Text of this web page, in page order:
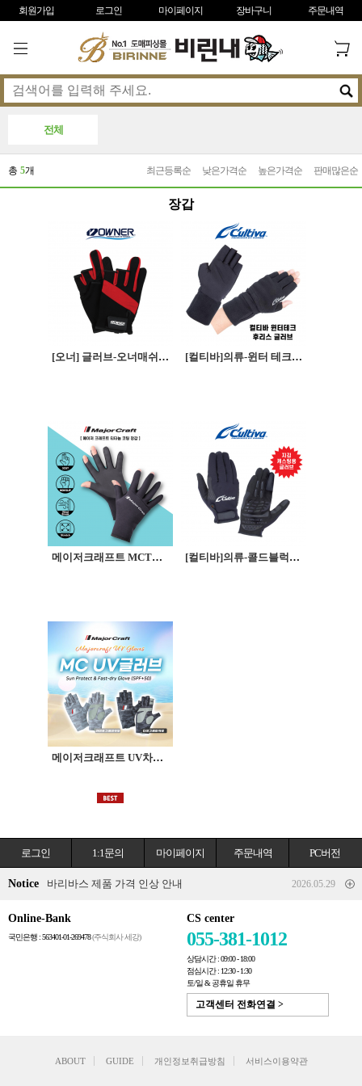
회원가입 로그인 마이페이지 장바구니 주문내역
전체
총 5개 최근등록순 낮은가격순 높은가격순 판매많은순
장갑
[오너] 글러브-오너매쉬장갑 3컷글러브 [컬티바]의류-윈터 테크 후리스 장갑
메이저크래프트 MCTG3-3 티탄코트글러브 3컷 낚시장갑 티타늄코팅장갑 [컬티바]의류-콜드블럭장갑(지깅,캐스팅용 글러브)
메이저크래프트 UV차단 글러브
로그인 1:1문의 마이페이지 주문내역 PC버전
Notice 바리바스 제품 가격 인상 안내 2026.05.29
Online-Bank
국민은행 : 563401-01-269478(주식회사 세강)
CS center
055-381-1012
상담시간 : 09:00 - 18:00
점심시간 : 12:30 - 1:30
토/일 & 공휴일 휴무
고객센터 전화연결 >
ABOUT GUIDE 개인정보취급방침 서비스이용약관